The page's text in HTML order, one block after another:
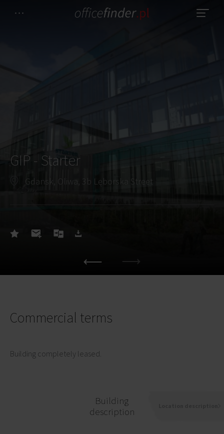
GIP - Starter
Gdansk, Oliwa, 3b Lęborska Street
Commercial terms
Building completely leased.
Building
description